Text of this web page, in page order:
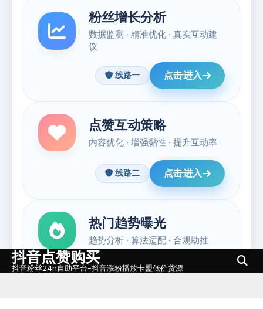
Skip抖音点赞购买
抖音粉丝24h自助平台-抖音涨粉播放卡盟低价货源